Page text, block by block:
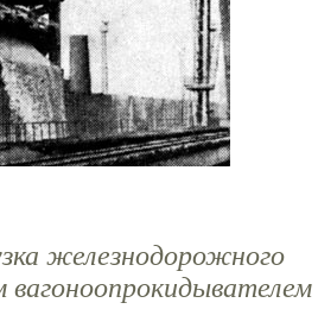
железнодорожного